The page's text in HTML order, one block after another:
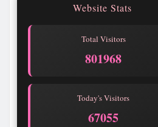
Website Stats
Total Visitors
801968
Today's Visitors
67055